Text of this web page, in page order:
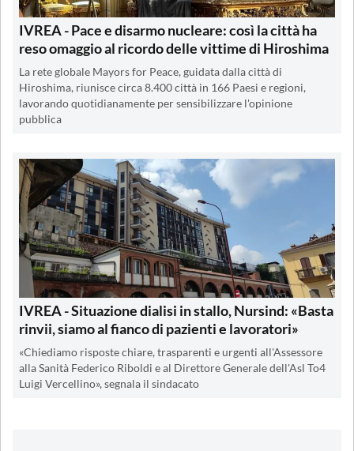
IVREA - Pace e disarmo nucleare: così la città ha
reso omaggio al ricordo delle vittime di Hiroshima
La rete globale Mayors for Peace, guidata dalla città di
Hiroshima, riunisce circa 8.400 città in 166 Paesi e regioni,
lavorando quotidianamente per sensibilizzare l'opinione
pubblica
IVREA - Situazione dialisi in stallo, Nursind: «Basta
rinvii, siamo al fianco di pazienti e lavoratori»
«Chiediamo risposte chiare, trasparenti e urgenti all'Assessore
alla Sanità Federico Riboldi e al Direttore Generale dell'Asl To4
Luigi Vercellino», segnala il sindacato